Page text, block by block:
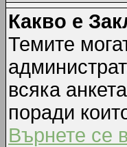
Какво е
Темите
всяка
поради
Върнете се